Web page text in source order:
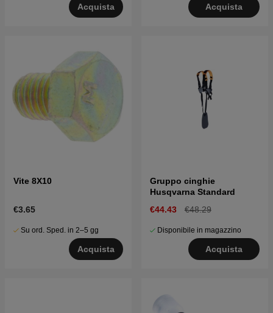
Acquista Acquista
Vite 8X10
€3.65
Su ord. Sped. in 2–5 gg
Acquista
Gruppo cinghie
Husqvarna Standard
€44.43
€48.29
Disponibile in magazzino
Acquista